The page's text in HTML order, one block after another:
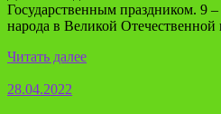
Государственным праздником. 9
народа в Великой
Читать далее
28.04.2022